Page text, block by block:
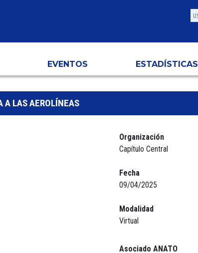
EVENTOS ESTADÍSTICAS
A LAS AEROLÍNEAS
Organización
Capítulo Central
Fecha
09/04/2025
Modalidad
Virtual
Asociado ANATO